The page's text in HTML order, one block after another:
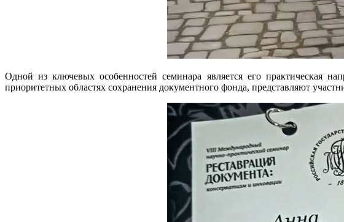
Одной из ключевых особенностей семинара является его практическая
приоритетных областях сохранения документного фонда, представляют